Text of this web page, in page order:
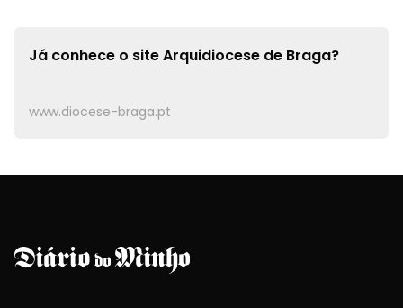
Já conhece o siteArquidiocese de Braga?
www.diocese-braga.pt